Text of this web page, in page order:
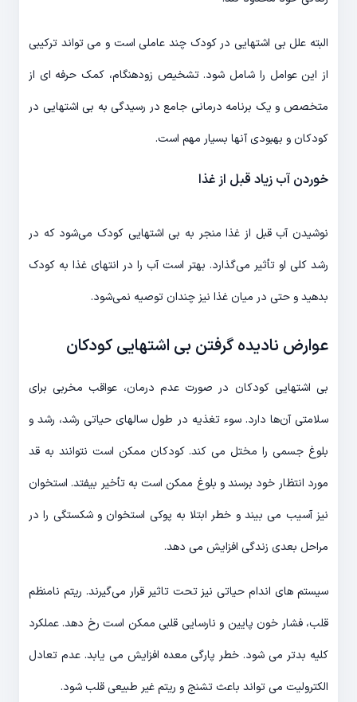
البته علل بی اشتهایی در کودک چند عاملی است و می تواند ترکیبی
از این عوامل را شامل شود. تشخیص زودهنگام، کمک حرفه ای از
متخصص و یک برنامه درمانی جامع در رسیدگی به بی اشتهایی در
کودکان و بهبودی آنها بسیار مهم است.
خوردن آب زیاد قبل از غذا
نوشیدن آب قبل از غذا منجر به بی اشتهایی کودک می‌شود که در
رشد کلی او تأثیر می‌گذارد. بهتر است آب را در انتهای غذا به کودک
بدهید و حتی در میان غذا نیز چندان توصیه نمی‌شود.
عوارض نادیده گرفتن بی اشتهایی کودکان
بی اشتهایی کودکان در صورت عدم درمان، عواقب مخربی برای
سلامتی آن‌‌ها دارد. سوء تغذیه در طول سالهای حیاتی رشد، رشد و
بلوغ جسمی را مختل می کند. کودکان ممکن است نتوانند به قد
مورد انتظار خود برسند و بلوغ ممکن است به تأخیر بیفتد. استخوان
نیز آسیب می بیند و خطر ابتلا به پوکی استخوان و شکستگی را در
مراحل بعدی زندگی افزایش می دهد.
سیستم های اندام حیاتی نیز تحت تاثیر قرار می‌گیرند. ریتم نامنظم
قلب، فشار خون پایین و نارسایی قلبی ممکن است رخ دهد. عملکرد
کلیه بدتر می شود. خطر پارگی معده افزایش می یابد. عدم تعادل
الکترولیت می تواند باعث تشنج و ریتم غیر طبیعی قلب شود.